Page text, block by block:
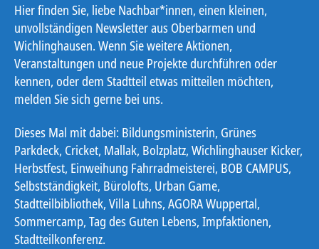
Hier finden Sie, liebe Nachbar*innen, einen kleinen,
unvollständigen Newsletter aus Oberbarmen und
Wichlinghausen. Wenn Sie weitere Aktionen,
Veranstaltungen und neue Projekte durchführen oder
kennen, oder dem Stadtteil etwas mitteilen möchten,
melden Sie sich gerne bei uns.
Dieses Mal mit dabei: Bildungsministerin, Grünes
Parkdeck, Cricket, Mallak, Bolzplatz, Wichlinghauser Kicker,
Herbstfest, Einweihung Fahrradmeisterei, BOB CAMPUS,
Selbstständigkeit, Bürolofts, Urban Game,
Stadtteilbibliothek, Villa Luhns, AGORA Wuppertal,
Sommercamp, Tag des Guten Lebens, Impfaktionen,
Stadtteilkonferenz.